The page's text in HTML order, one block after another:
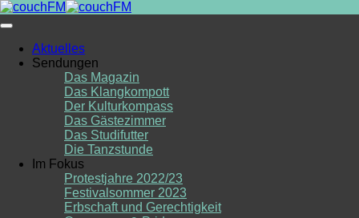
Skip
to
Aktuelles
Sendungen
Das Magazin
Das Klangkompott
Der Kulturkompass
Das Gästezimmer
Das Studifutter
Die Tanzstunde
Im Fokus
Protestjahre 2022/23
Festivalsommer 2023
Erbschaft und Gerechtigkeit